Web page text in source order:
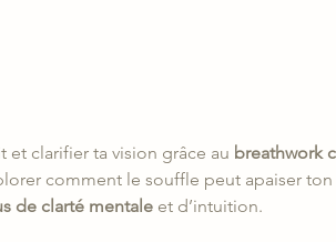
clarifier ta vision grâce au breathwork
comment le souffle peut apaiser ton
de clarté mentale et d’intuition.